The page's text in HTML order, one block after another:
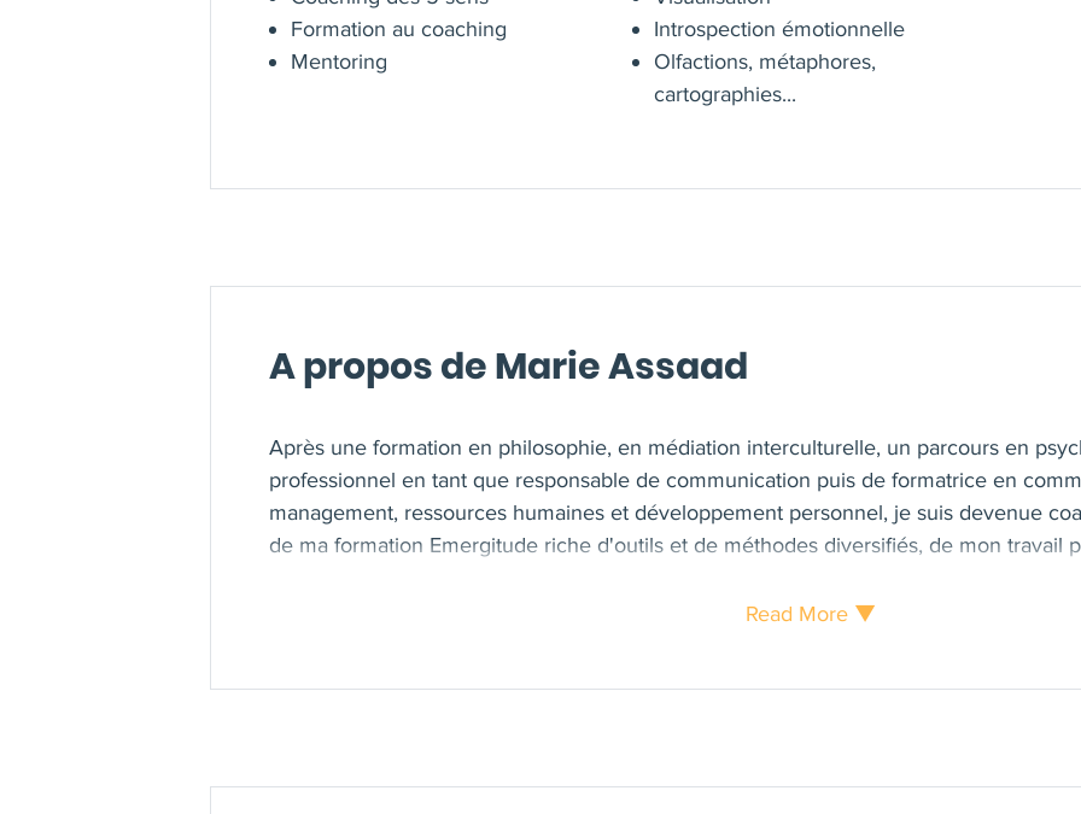
Formation au coaching
Mentoring
Introspection émotionnelle
Olfactions, métaphores,
cartographies...
A propos de Marie Assaad
Après une formation en philosophie, en médiation interculturelle, un parcours en
professionnel en tant que responsable de communication puis de formatrice en
management, ressources humaines et développement personnel, je suis devenue
de ma formation Emergitude riche d'outils et de méthodes diversifiés, de mon travail
ICF et une pratique éthique au coeur de laquelle s'inscrivent la Bienveillance, la
Read More ▼